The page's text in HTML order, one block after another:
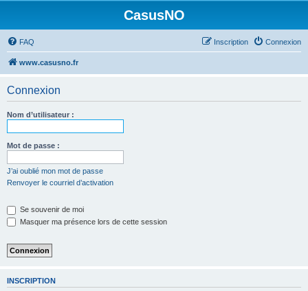
CasusNO
FAQ Connexion
Inscription
www.casusno.fr
Connexion
Nom d’utilisateur :
Mot de passe :
J’ai oublié mon mot de passe
Renvoyer le courriel d’activation
Se souvenir de moi
Masquer ma présence lors de cette session
INSCRIPTION